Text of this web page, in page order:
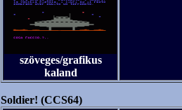
szöveges/grafikus
kaland
Soldier! (CCS64)